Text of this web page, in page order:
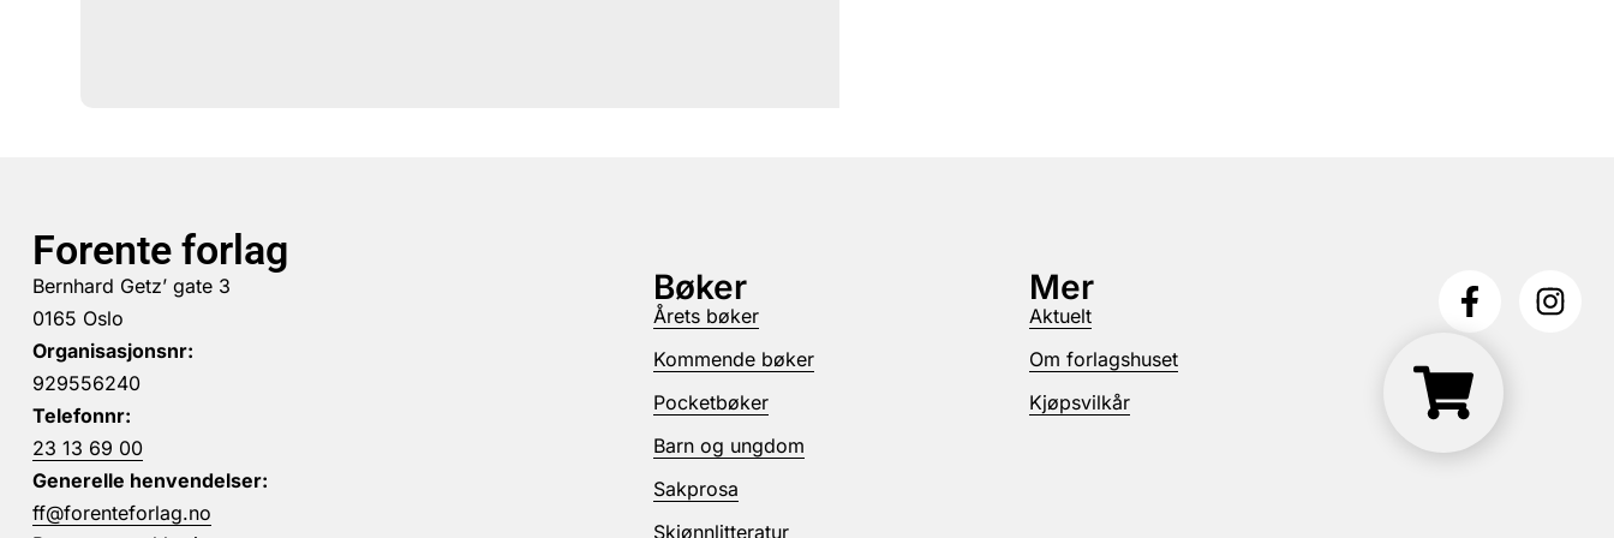
Forente forlag
Bernhard Getz’ gate 3
0165 Oslo
Organisasjonsnr:
929556240
Telefonnr:
23 13 69 00
Generelle henvendelser:
ff@forenteforlag.no
Bøker
Årets bøker
Kommende bøker
Pocketbøker
Barn og ungdom
Sakprosa
Skjønnlitteratur
Mer
Aktuelt
Om forlagshuset
Kjøpsvilkår